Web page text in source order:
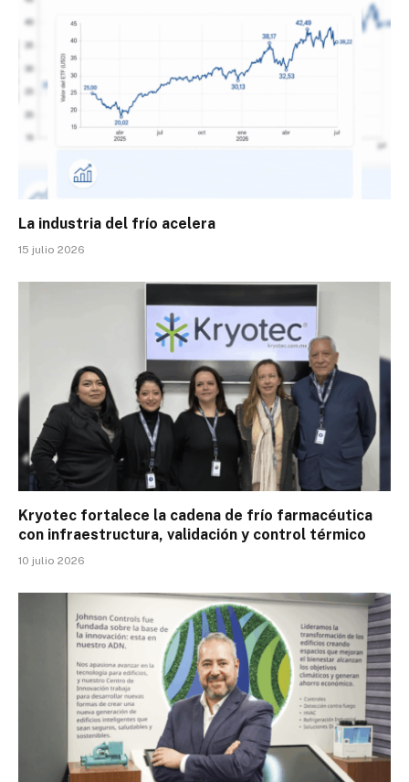
La industria del frío acelera
15 julio 2026
Kryotec fortalece la cadena de frío farmacéutica
con infraestructura, validación y control térmico
10 julio 2026